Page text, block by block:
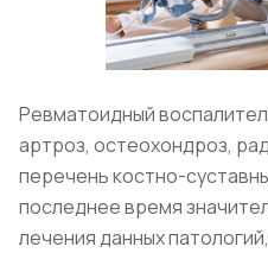
Ревматоидный
артроз, остеохондроз,
перечень костно-
последнее время
лечения данных